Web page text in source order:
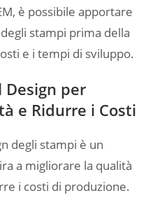
è possibile apportare
stampi prima della
e i tempi di sviluppo.
per
e Ridurre i Costi
degli stampi è un
a migliorare la qualità
i costi di produzione.